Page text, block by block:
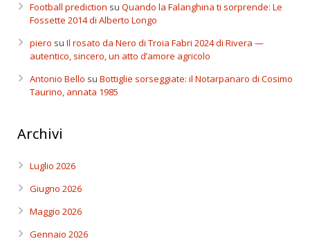
Football prediction su Quando la Falanghina ti sorprende: Le
Fossette 2014 di Alberto Longo
piero su Il rosato da Nero di Troia Fabri 2024 di Rivera —
autentico, sincero, un atto d’amore agricolo
Antonio Bello su Bottiglie sorseggiate: il Notarpanaro di Cosimo
Taurino, annata 1985
Archivi
Luglio 2026
Giugno 2026
Maggio 2026
Gennaio 2026